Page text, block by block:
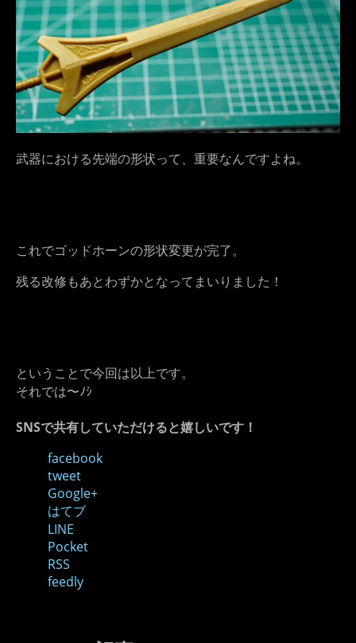
武器における先端の形状って、重要なんですよね。
これでゴッドホーンの形状変更が完了。
残る改修もあとわずかとなってまいりました！
ということで今回は以上です。
それでは〜ﾉｼ
SNSで共有していただけると嬉しいです！
facebook
tweet
Google+
はてブ
LINE
Pocket
RSS
feedly